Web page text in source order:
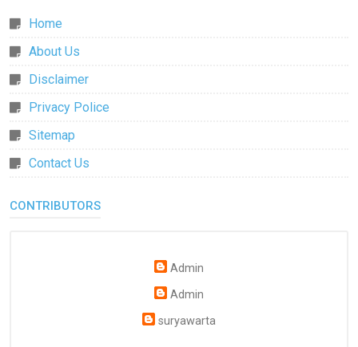
Home
About Us
Disclaimer
Privacy Police
Sitemap
Contact Us
CONTRIBUTORS
Admin
Admin
suryawarta